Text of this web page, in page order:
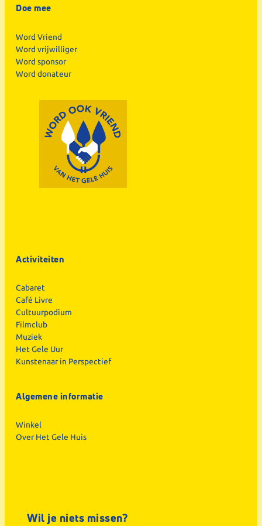
Doe mee
Word Vriend
Word vrijwilliger
Word sponsor
Word donateur
Activiteiten
Cabaret
Café Livre
Cultuurpodium
Filmclub
Muziek
Het Gele Uur
Kunstenaar in Perspectief
Algemene informatie
Winkel
Over Het Gele Huis
Wil je niets missen?